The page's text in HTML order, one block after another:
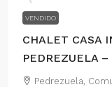
VENDIDO
CHALET CASA
PEDREZUELA
Pedrezuela,